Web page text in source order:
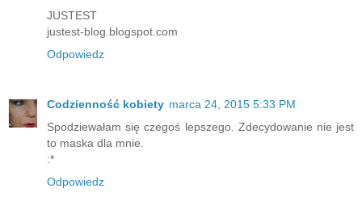
JUSTEST
justest-blog.blogspot.com
Odpowiedz
Codzienność kobiety marca 24, 2015 5:33 PM
Spodziewałam się czegoś lepszego. Zdecydowanie nie jest
to maska dla mnie.
:*
Odpowiedz